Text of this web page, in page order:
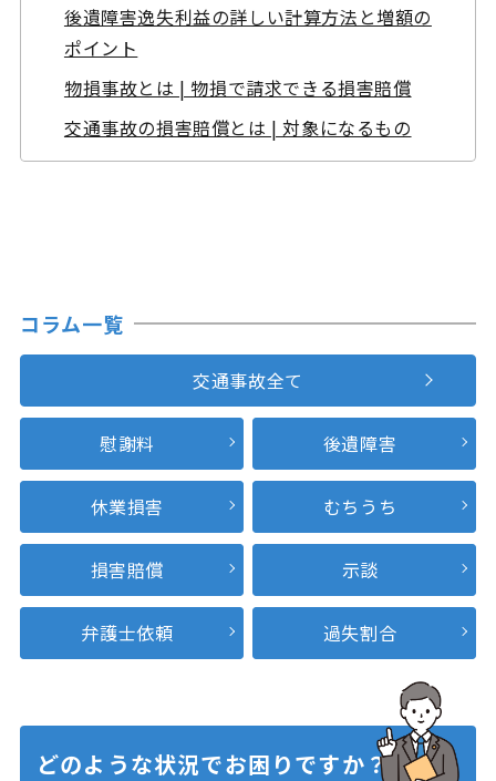
後遺障害逸失利益の詳しい計算方法と増額の
ポイント
物損事故とは | 物損で請求できる損害賠償
交通事故の損害賠償とは | 対象になるもの
コラム一覧
交通事故全て
慰謝料 後遺障害
休業損害 むちうち
損害賠償 示談
弁護士依頼 過失割合
どのような状況でお困りですか？